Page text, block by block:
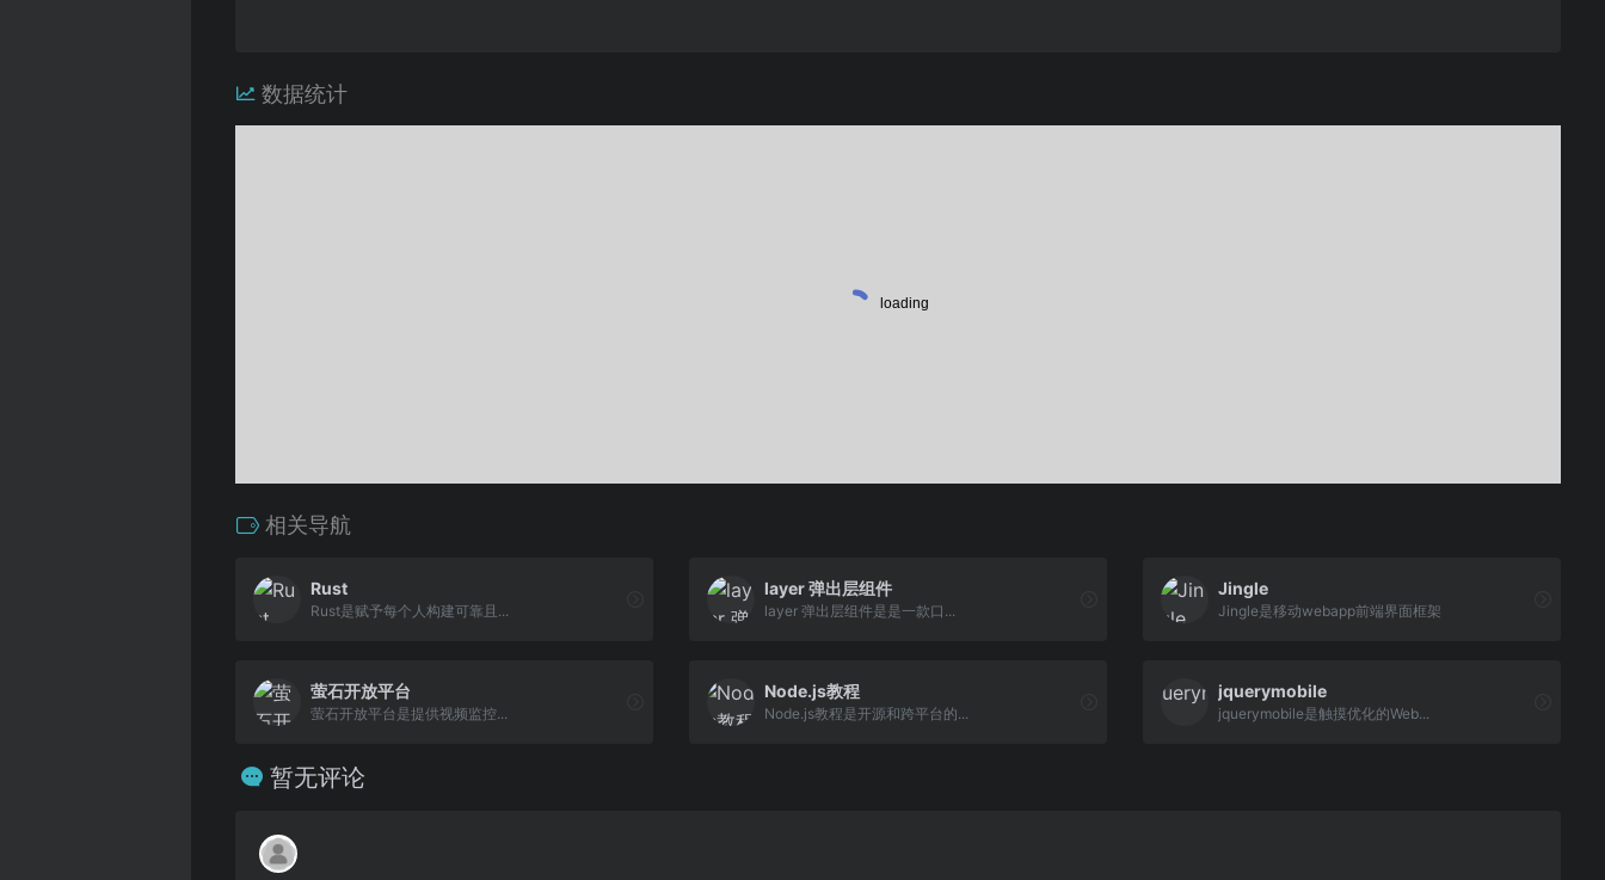
数据统计
相关导航
Rust
Rust是赋予每个人构建可靠且...
layer 弹出层组件
layer 弹出层组件是是一款口...
Jingle
Jingle是移动webapp前端界面框架
萤石开放平台
萤石开放平台是提供视频监控...
Node.js教程
Node.js教程是开源和跨平台的...
jquerymobile
jquerymobile是触摸优化的Web...
暂无评论